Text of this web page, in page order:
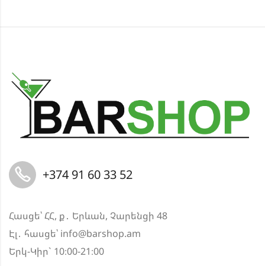
+374 91 60 33 52
Հասցե՝ ՀՀ, ք․ Երևան, Չարենցի 48
Էլ․ հասցե՝ info@barshop.am
Երկ-Կիր` 10։00-21։00